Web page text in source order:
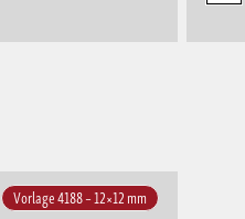
Vorlage 4188 – 12×12 mm